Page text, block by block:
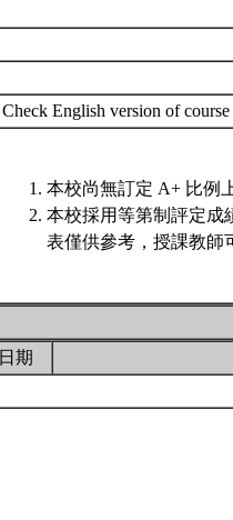
Check English version of
本校尚無訂定 A+ 比例
本校採用等第制評定成
表僅供參考，授課教師
日期